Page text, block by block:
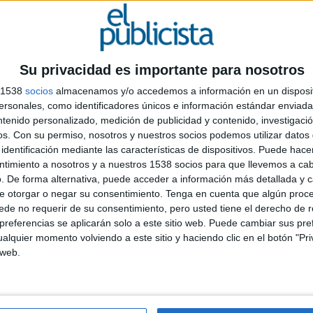
Su privacidad es importante para nosotros
socios almacenamos y/o accedemos a información en un
como identificadores únicos e información estándar
personalizado, medición de publicidad y contenido,
Con su permiso, nosotros y nuestros socios podemos utilizar datos
mediante las características de dispositivos. Puede
a nosotros y a nuestros 1538 socios para que llevemos a
De forma alternativa, puede acceder a información más detallada y
otorgar o negar su consentimiento. Tenga en cuenta que algún
no requerir de su consentimiento, pero usted tiene el derecho de
se aplicarán solo a este sitio web. Puede cambiar sus
momento volviendo a este sitio y haciendo clic en el botón
haber acabado trabajando con empresas que
una
bien posicionado en buscadores o disponer de
de formar parte de las respuestas que
y deja fuera a las marcas que no han
Roberto Ramos, fundador y director de
que ver precisamente con las fuentes que
Según los datos recogidos por las compañías,
los modelos de IA proceden de medios de
independientes y menciones externas
considerablemente menor. Esta realidad sitúa a las
generación de notoriedad en un lugar cada vez